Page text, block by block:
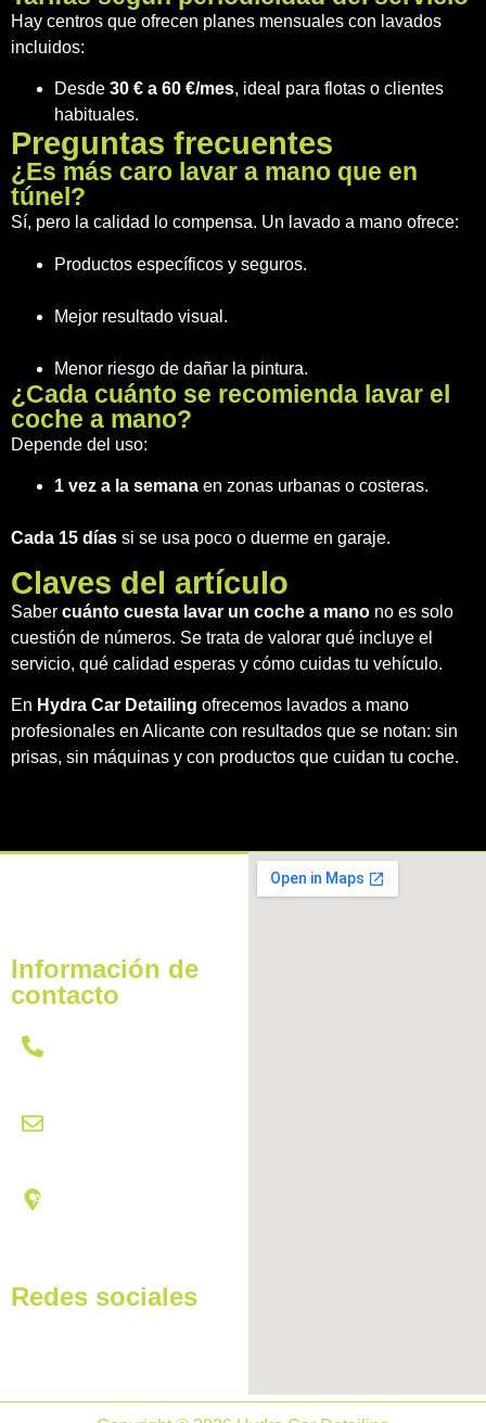
Hay centros que ofrecen planes mensuales con lavados
incluidos:
Desde 30 € a 60 €/mes, ideal para flotas o clientes
habituales.
Preguntas frecuentes
¿Es más caro lavar a mano que en
túnel?
Sí, pero la calidad lo compensa. Un lavado a mano ofrece:
Productos específicos y seguros.
Mejor resultado visual.
Menor riesgo de dañar la pintura.
¿Cada cuánto se recomienda lavar el
coche a mano?
Depende del uso:
1 vez a la semana en zonas urbanas o costeras.
Cada 15 días si se usa poco o duerme en garaje.
Claves del artículo
Saber cuánto cuesta lavar un coche a mano no es solo
cuestión de números. Se trata de valorar qué incluye el
servicio, qué calidad esperas y cómo cuidas tu vehículo.
En Hydra Car Detailing ofrecemos lavados a mano
profesionales en Alicante con resultados que se notan: sin
prisas, sin máquinas y con productos que cuidan tu coche.
Av Miguel Hernández, 102,
Información de
contacto
Redes sociales